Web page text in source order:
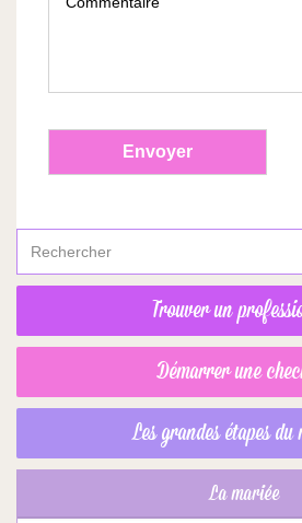
Trouver un
Démarrer une
Les grandes étapes
La mariée